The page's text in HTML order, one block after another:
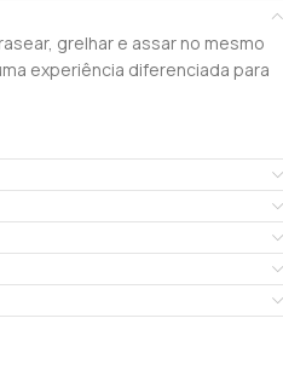
grelhar e assar no mesmo
experiência diferenciada para